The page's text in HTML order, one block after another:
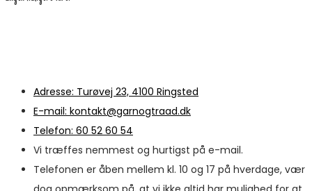
Adresse: Turøvej 23, 4100 Ringsted
E-mail: kontakt@garnogtraad.dk
Telefon: 60 52 60 54
Vi træffes nemmest og hurtigst på e-mail.
Telefonen er åben mellem kl. 10 og 17 på hverdage, vær